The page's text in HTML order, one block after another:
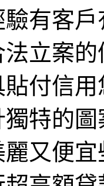
有客
立案
付信
特的
又便